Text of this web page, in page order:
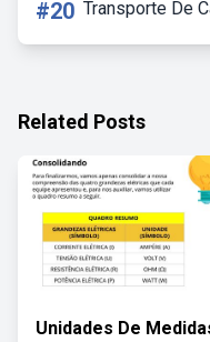
#20 Transporte De
Related Posts
Unidades De